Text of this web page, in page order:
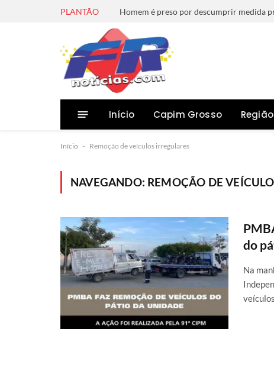
PLANTÃO
Início Capim Grosso Região
Início - Remoção de veículos irregulares
NAVEGANDO: REMOÇÃO DE
do
Na